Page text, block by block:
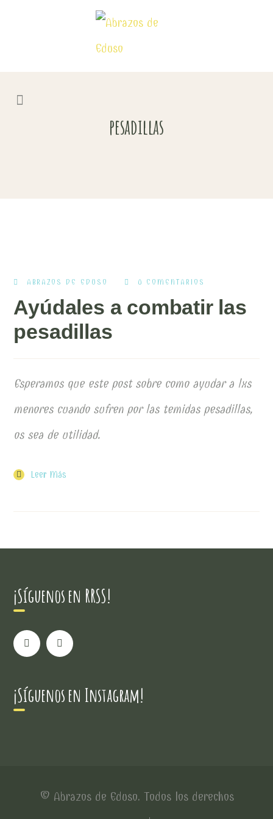
pesadillas
ABRAZOS DE EDUSO 0 COMENTARIOS
Ayúdales a combatir las
pesadillas
Esperamos que este post sobre como ayudar a lxs
menores cuando sufren por las temidas pesadillas,
os sea de utilidad.
Leer Más
¡Síguenos en RRSS!
¡Síguenos en Instagram!
© Abrazos de Eduso. Todos los derechos